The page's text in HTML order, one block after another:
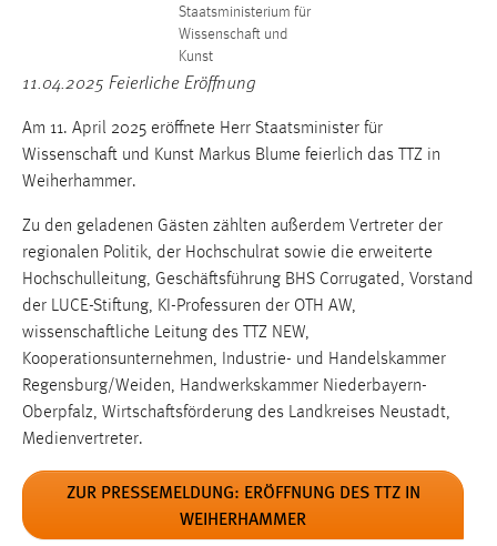
Staatsministerium für
Wissenschaft und
Kunst
11.04.2025 Feierliche Eröffnung
Am 11. April 2025 eröffnete Herr Staatsminister für
Wissenschaft und Kunst Markus Blume feierlich das TTZ in
Weiherhammer.
Zu den geladenen Gästen zählten außerdem Vertreter der
regionalen Politik, der Hochschulrat sowie die erweiterte
Hochschulleitung, Geschäftsführung BHS Corrugated, Vorstand
der LUCE-Stiftung, KI-Professuren der OTH AW,
wissenschaftliche Leitung des TTZ NEW,
Kooperationsunternehmen, Industrie- und Handelskammer
Regensburg/Weiden, Handwerkskammer Niederbayern-
Oberpfalz, Wirtschaftsförderung des Landkreises Neustadt,
Medienvertreter.
ZUR PRESSEMELDUNG: ERÖFFNUNG DES TTZ IN
WEIHERHAMMER
Zweck:
Cookie Laufzeit:
EXTERNE MEDIEN
Um Inhalte von Videoplattformen und Social Media
Plattformen anzeigen zu können, werden von diesen
externen Medien Cookies gesetzt.
YouTube
Vimeo